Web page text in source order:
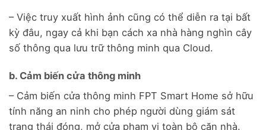
– Việc truy xuất hình ảnh cũng có thể diễn ra tại bất
kỳ đâu, ngay cả khi bạn cách xa nhà hàng nghìn cây
số thông qua lưu trữ thông minh qua Cloud.
b. Cảm biến cửa thông minh
– Cảm biến cửa thông minh FPT Smart Home sở hữu
tính năng an ninh cho phép người dùng giám sát
trạng thái đóng, mở cửa phạm vi toàn bộ căn nhà.